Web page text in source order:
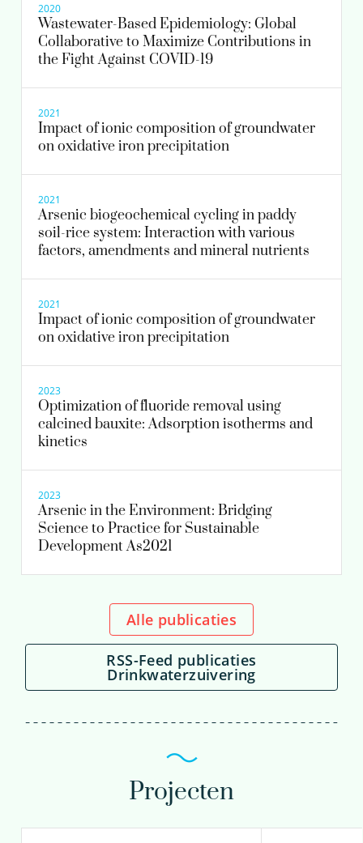
2020
Wastewater-Based Epidemiology: Global
Collaborative to Maximize Contributions in
the Fight Against COVID-19
2021
Impact of ionic composition of groundwater
on oxidative iron precipitation
2021
Arsenic biogeochemical cycling in paddy
soil-rice system: Interaction with various
factors, amendments and mineral nutrients
2021
Impact of ionic composition of groundwater
on oxidative iron precipitation
2023
Optimization of fluoride removal using
calcined bauxite: Adsorption isotherms and
kinetics
2023
Arsenic in the Environment: Bridging
Science to Practice for Sustainable
Development As2021
Alle publicaties
RSS-Feed publicaties
Drinkwaterzuivering
Projecten